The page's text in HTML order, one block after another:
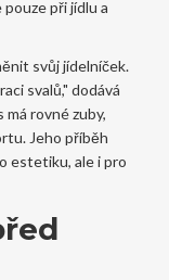
při jídlu a
svůj jídelníček.
svalů," dodává
rovné zuby,
Jeho příběh
estetiku, ale i pro